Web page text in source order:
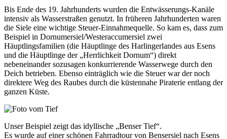
Bis Ende des 19. Jahrhunderts wurden die Entwässerungs-Kanäle
intensiv als Wasserstraßen genutzt. In früheren Jahrhunderten waren
die Siele eine wichtige Steuer-Einnahmequelle. So kam es, dass zum
Beispiel in Dornumersiel/Westeraccumersiel zwei
Häuptlingsfamilien (die Häuptlinge des Harlingerlandes aus Esens
und die Häuptlinge der „Herrlichkeit Dornum“) direkt
nebeneinander sozusagen konkurrierende Wasserwege durch den
Deich betrieben. Ebenso einträglich wie die Steuer war der noch
direktere Weg des Raubes durch die küstennahe Piraterie entlang der
ganzen Küste.
Unser Beispiel zeigt das idyllische „Benser Tief“.
Es wurde auf einer schönen Fahrradtour von Bensersiel nach Esens